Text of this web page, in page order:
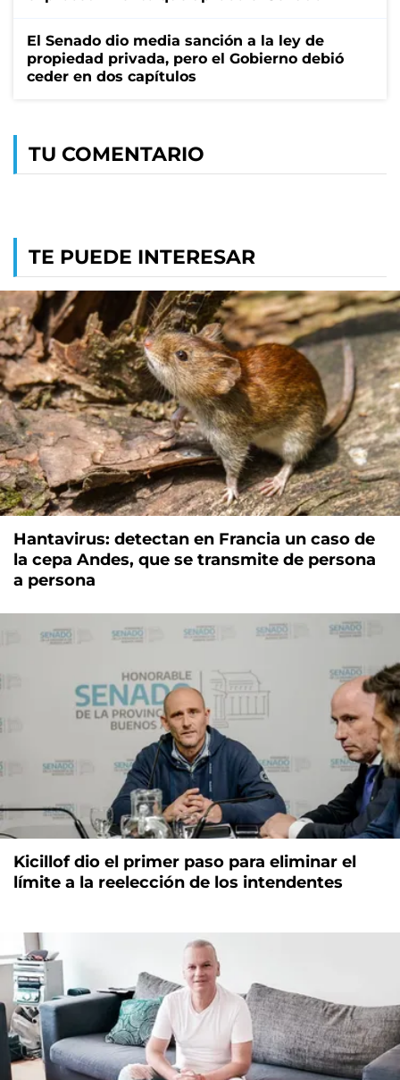
El Senado dio media sanción a la ley de
propiedad privada, pero el Gobierno debió
ceder en dos capítulos
TU COMENTARIO
TE PUEDE INTERESAR
Hantavirus: detectan en Francia un caso de
la cepa Andes, que se transmite de persona
a persona
Kicillof dio el primer paso para eliminar el
límite a la reelección de los intendentes